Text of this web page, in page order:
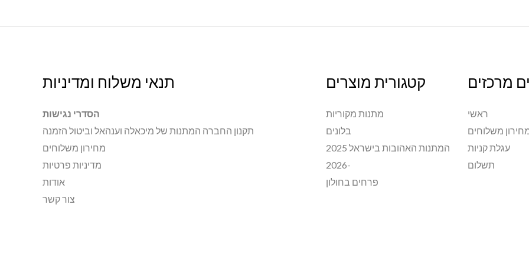
מרכזים
ראשי
משלוחים
עגלת קניות
תשלום
קטגורית מוצרים
מתנות מקוריות
בלונים
המתנות האהובות בישראל 2025
-2026
פרחים בחולון
תנאי משלוח ומדיניות
הסדרי נגישות
תקנון החברה המתנות של מיכאלה וענהאל וביטול הזמנה
מחירון משלוחים
מדיניות פרטיות
אודות
צור קשר